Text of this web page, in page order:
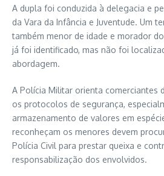
A dupla foi conduzida à delegacia e
da Vara da Infância e Juventude. Um
também menor de idade e morador
já foi identificado, mas não foi
abordagem.
A Polícia Militar orienta comerciantes
os protocolos de segurança,
armazenamento de valores em
reconheçam os menores devem
Polícia Civil para prestar queixa e
responsabilização dos envolvidos.